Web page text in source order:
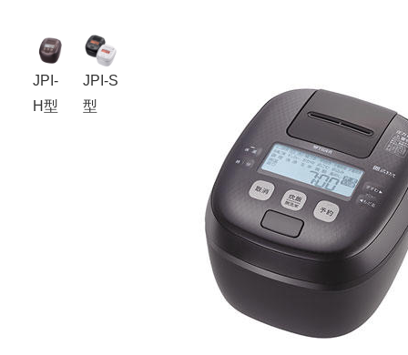
JPI-
H型
JPI-S
型